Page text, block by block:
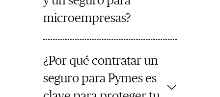
microempresas?
¿Por qué contratar un
seguro para Pymes es